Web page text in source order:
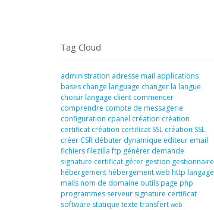
Tag Cloud
administration adresse mail applications
bases change language changer la langue
choisir langage client commencer
comprendre compte de messagerie
configuration cpanel création création
certificat création certificat SSL création SSL
créer CSR débuter dynamique editeur email
fichiersfilezilla ftp générer demande
signature certificat gérer gestion gestionnaire
hébergementhébergement web http langage
mailsnom de domaine outilspage php
programmes serveur signature certificat
software statique texte transfert web